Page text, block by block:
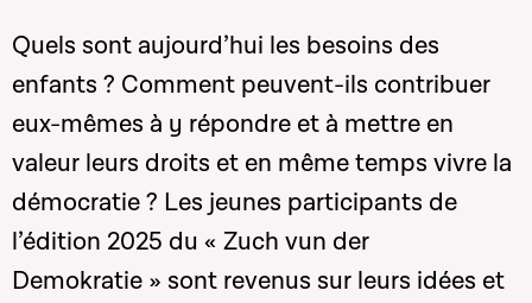
Quels sont aujourd’hui les besoins des
enfants ? Comment peuvent-ils contribuer
eux-mêmes à y répondre et à mettre en
valeur leurs droits et en même temps vivre la
démocratie ? Les jeunes participants de
l’édition 2025 du « Zuch vun der
Demokratie » sont revenus sur leurs idées et